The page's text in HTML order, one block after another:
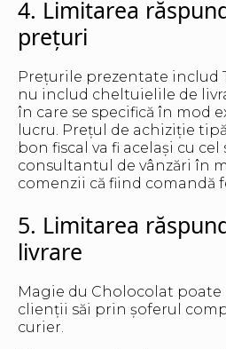
4. Limitarea
prețuri
Prețurile prezentate includ
nu includ cheltuielile de
în care se specifică în mod
lucru. Prețul de achiziție
bon fiscal va fi același cu
consultantul de vânzări în
comenzii că fiind comandă
5. Limitarea
livrare
Magie du Cholocolat poate
clienții săi prin șoferul
curier.